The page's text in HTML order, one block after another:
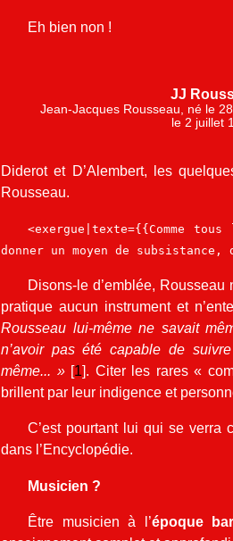
Eh bien non !
JJ
Jean-Jacques Rousseau, né le
le 2 juillet
Diderot et D’Alembert, les
Rousseau.
<exergue|texte={{Comme
donner un moyen de
Disons-le d’emblée,
pratique aucun instrument et
Rousseau lui-même ne savait
n’avoir pas été capable de
même... »[1]. Citer les rares «
brillent par leur indigence et
C’est pourtant lui qui se verra
dans l’Encyclopédie.
Musicien ?
Être musicien à l’époque